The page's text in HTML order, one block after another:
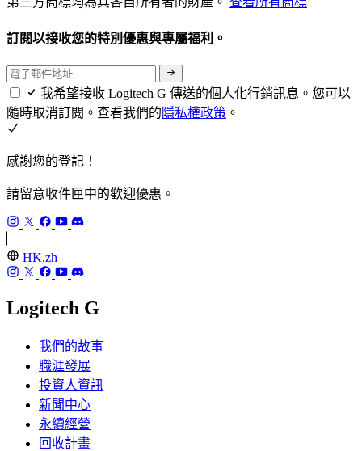
訂閱以接收您的特別優惠與專屬福利。
我希望接收 Logitech G 傳送的個人化行銷訊息。您可以
隨時取消訂閱。查看我們的隱私權政策 。
感謝您的登記！
請留意收件匣中的歡迎優惠。
HK,zh
Logitech G
我們的故事
職涯發展
投資人資訊
新聞中心
永續經營
回收計畫